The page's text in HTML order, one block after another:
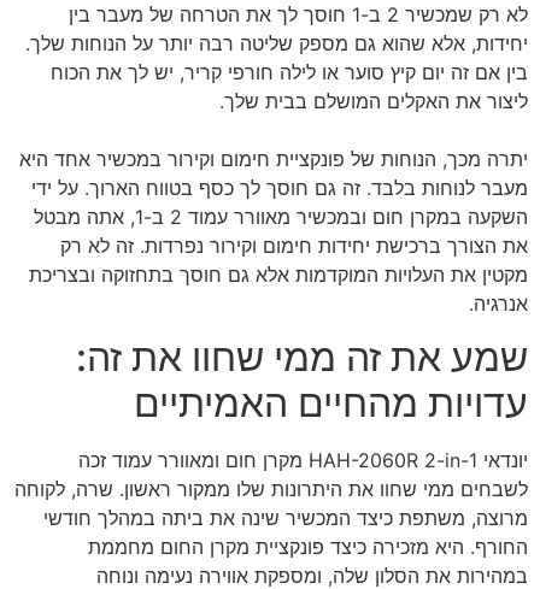
לא רק שמכשיר 2 ב-1 חוסך לך את הטרחה של מעבר בין
יחידות, אלא שהוא גם מספק שליטה רבה יותר על הנוחות שלך.
בין אם זה יום קיץ סוער או לילה חורפי קריר, יש לך את הכוח
ליצור את האקלים המושלם בבית שלך.
יתרה מכך, הנוחות של פונקציית חימום וקירור במכשיר אחד היא
מעבר לנוחות בלבד. זה גם חוסך לך כסף בטווח הארוך. על ידי
השקעה במקרן חום ובמכשיר מאוורר עמוד 2 ב-1, אתה מבטל
את הצורך ברכישת יחידות חימום וקירור נפרדות. זה לא רק
מקטין את העלויות המוקדמות אלא גם חוסך בתחזוקה ובצריכת
אנרגיה.
שמע את זה ממי שחוו את זה:
עדויות מהחיים האמיתיים
יונדאי HAH-2060R 2-in-1 מקרן חום ומאוורר עמוד זכה
לשבחים ממי שחוו את היתרונות שלו ממקור ראשון. שרה, לקוחה
מרוצה, משתפת כיצד המכשיר שינה את ביתה במהלך חודשי
החורף. היא מזכירה כיצד פונקציית מקרן החום מחממת
במהירות את הסלון שלה, ומספקת אווירה נעימה ונוחה